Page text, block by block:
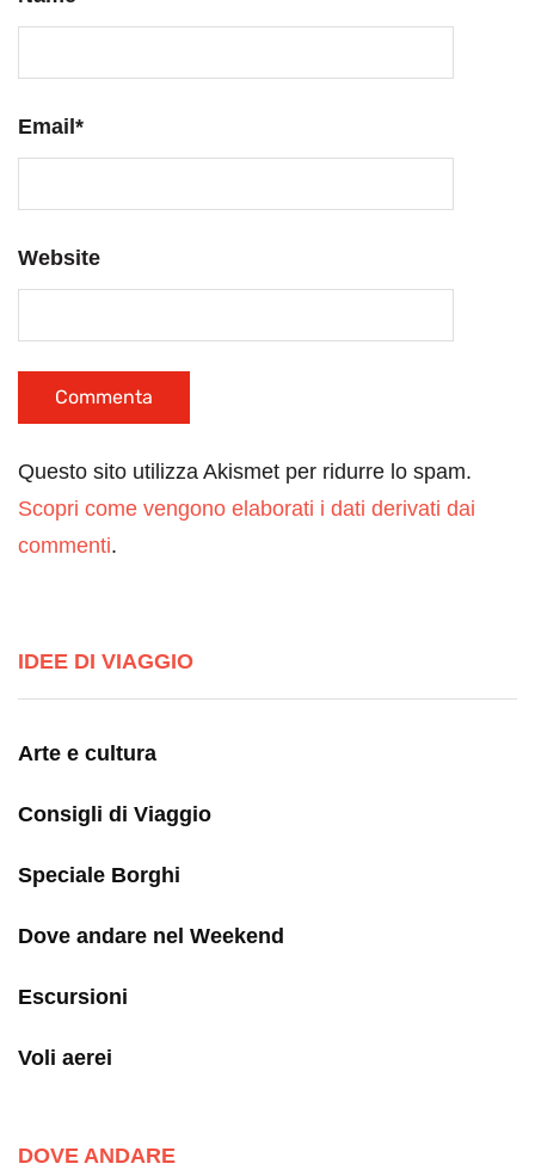
Email *
Website
Questo sito utilizza Akismet per ridurre lo spam.
Scopri come vengono elaborati i dati derivati dai
commenti.
IDEE DI VIAGGIO
Arte e cultura
Consigli di Viaggio
Speciale Borghi
Dove andare nel Weekend
Escursioni
Voli aerei
DOVE ANDARE